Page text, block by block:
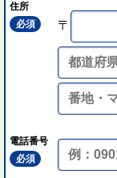
住所
必須
〒
電話番号
必須